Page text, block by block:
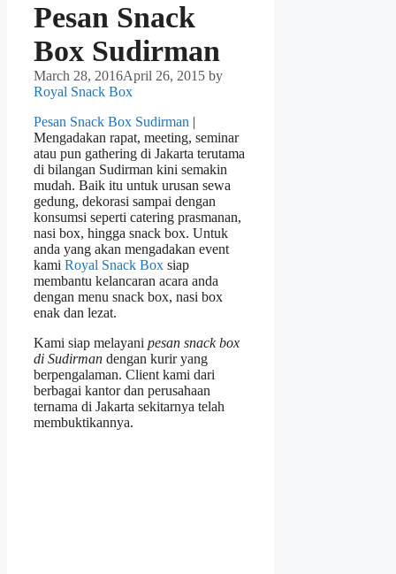
Pesan Snack
Box Sudirman
March 28, 2016April 26, 2015 by
Royal Snack Box
Pesan Snack Box Sudirman |
Mengadakan rapat, meeting, seminar
atau pun gathering di Jakarta terutama
di bilangan Sudirman kini semakin
mudah. Baik itu untuk urusan sewa
gedung, dekorasi sampai dengan
konsumsi seperti catering prasmanan,
nasi box, hingga snack box. Untuk
anda yang akan mengadakan event
kami Royal Snack Box siap
membantu kelancaran acara anda
dengan menu snack box, nasi box
enak dan lezat.
Kami siap melayani pesan snack box
di Sudirman dengan kurir yang
berpengalaman. Client kami dari
berbagai kantor dan perusahaan
ternama di Jakarta sekitarnya telah
membuktikannya.